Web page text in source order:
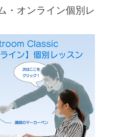
・オンライン個別レ